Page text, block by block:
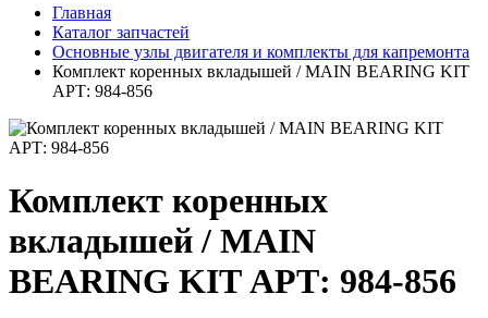
Главная
Каталог запчастей
Основные узлы двигателя и комплекты для капремонта
Комплект коренных вкладышей / MAIN BEARING KIT
АРТ: 984-856
Комплект коренных
вкладышей / MAIN
BEARING KIT АРТ: 984-856